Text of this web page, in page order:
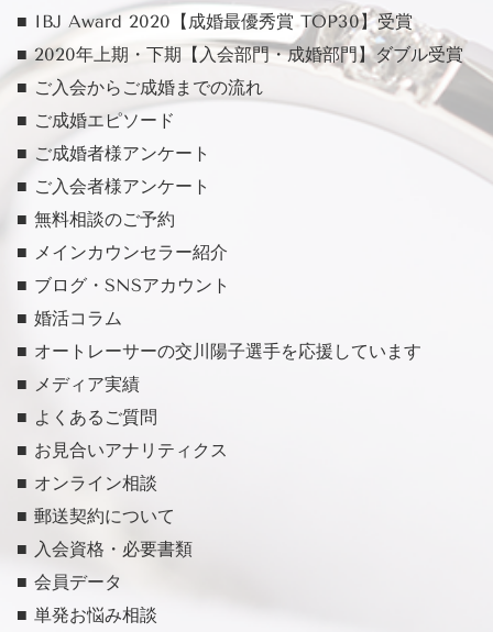
■ IBJ Award 2020【成婚最優秀賞 TOP30】受賞
■ 2020年上期・下期【入会部門・成婚部門】ダブル受賞
■ ご入会からご成婚までの流れ
■ ご成婚エピソード
■ ご成婚者様アンケート
■ ご入会者様アンケート
■ 無料相談のご予約
■ メインカウンセラー紹介
■ ブログ・SNSアカウント
■ 婚活コラム
■ オートレーサーの交川陽子選手を応援しています
■ メディア実績
■ よくあるご質問
■ お見合いアナリティクス
■ オンライン相談
■ 郵送契約について
■ 入会資格・必要書類
■ 会員データ
■ 単発お悩み相談